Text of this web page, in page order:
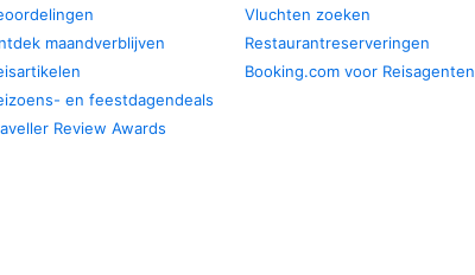
maandverblijven
en feestdagendeals
Review Awards
Vluchten zoeken
Restaurantreserveringen
Booking.com voor Reisagenten